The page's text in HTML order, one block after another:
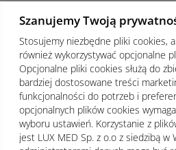
Regulamin
Szanujemy Twoją
Stosujemy niezbędne pliki cookies,
również wykorzystywać opcjonalne
Opcjonalne pliki cookies służą do
bardziej dostosowane treści
funkcjonalności do potrzeb i
opcjonalnych plików cookies
wyboru ustawień. Korzystanie z
jest LUX MED Sp. z o.o z siedzibą